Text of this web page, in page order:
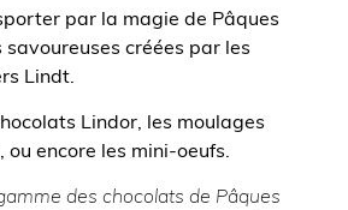
par la magie de Pâques
créées par les
Lindt.
Lindor, les moulages
ou encore les mini-oeufs.
des chocolats de Pâques